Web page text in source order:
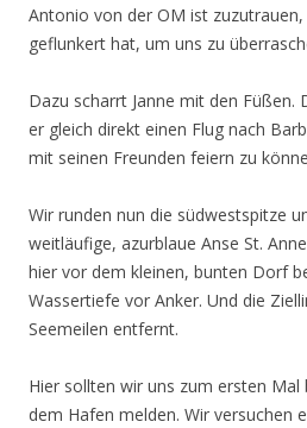
Antonio von der OM ist
geflunkert hat, um uns zu
Dazu scharrt Janne mit den Füßen.
er gleich direkt einen Flug nach
mit seinen Freunden feiern zu
Wir runden nun die südwestspitze
weitläufige, azurblaue Anse St.
hier vor dem kleinen, bunten Dorf
Wassertiefe vor Anker. Und die
Seemeilen entfernt.
Hier sollten wir uns zum ersten Mal
dem Hafen melden. Wir versuchen